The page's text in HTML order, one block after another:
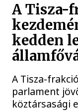
A Tisza-
kedden
A Tisza-
parlament
köztársasági